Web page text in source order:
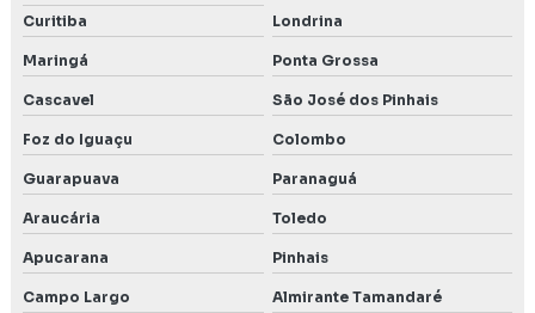
Serviço de ensaio de estanqueidade de condutas
Serviço de licenciamento ambiental
Serviços de engenharia ambiental
Curitiba
Londrina
Maringá Ponta Grossa
Cascavel São José dos Pinhais
Foz do Iguaçu Colombo
Guarapuava Paranaguá
Araucária Toledo
Apucarana Pinhais
Campo Largo Almirante Tamandaré